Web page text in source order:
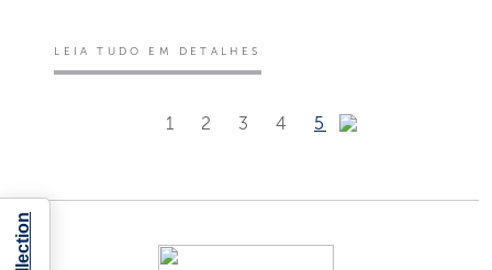
LEIA TUDO EM DETALHES
1 2 3 4 5